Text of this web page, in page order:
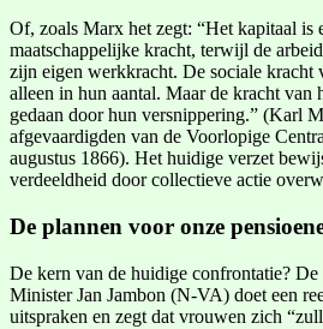
Of, zoals Marx het zegt: “Het kapitaal is
maatschappelijke kracht, terwijl de
zijn eigen werkkracht. De sociale kracht
alleen in hun aantal. Maar de kracht van
gedaan door hun versnippering.” (Karl
afgevaardigden van de Voorlopige
augustus 1866). Het huidige verzet
verdeeldheid door collectieve actie
De plannen voor onze
De kern van de huidige confrontatie?
Minister Jan Jambon (N-VA) doet een
uitspraken en zegt dat vrouwen zich